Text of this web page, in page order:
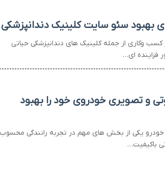
وکاری از جمله کلینیک های دندانپزشکی حیاتی
فزاینده ای…
و تصویری خودروی خود را بهبود
یکی از بخش های مهم در تجربه رانندگی
باکیفیت…